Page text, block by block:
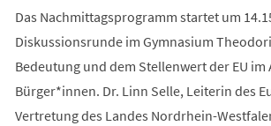
Das Nachmittagsprogramm startet um
Diskussionsrunde im Gymnasium
Bedeutung und dem Stellenwert der EU im
Bürger*innen. Dr. Linn Selle, Leiterin des
Vertretung des Landes Nordrhein-